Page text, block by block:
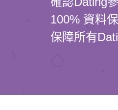
100% 資料保
保障所有